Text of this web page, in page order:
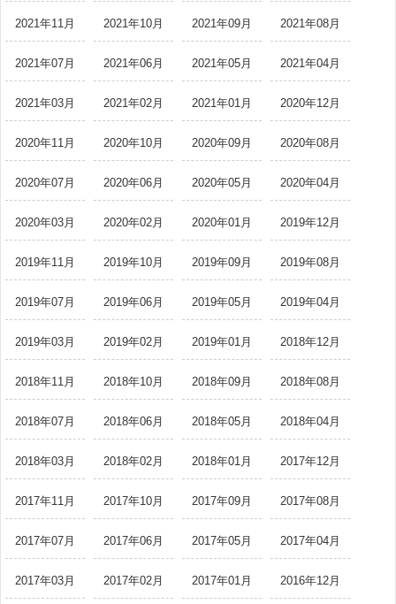
2021年11月 2021年10月 2021年09月 2021年08月
2021年07月 2021年06月 2021年05月 2021年04月
2021年03月 2021年02月 2021年01月 2020年12月
2020年11月 2020年10月 2020年09月 2020年08月
2020年07月 2020年06月 2020年05月 2020年04月
2020年03月 2020年02月 2020年01月 2019年12月
2019年11月 2019年10月 2019年09月 2019年08月
2019年07月 2019年06月 2019年05月 2019年04月
2019年03月 2019年02月 2019年01月 2018年12月
2018年11月 2018年10月 2018年09月 2018年08月
2018年07月 2018年06月 2018年05月 2018年04月
2018年03月 2018年02月 2018年01月 2017年12月
2017年11月 2017年10月 2017年09月 2017年08月
2017年07月 2017年06月 2017年05月 2017年04月
2017年03月 2017年02月 2017年01月 2016年12月